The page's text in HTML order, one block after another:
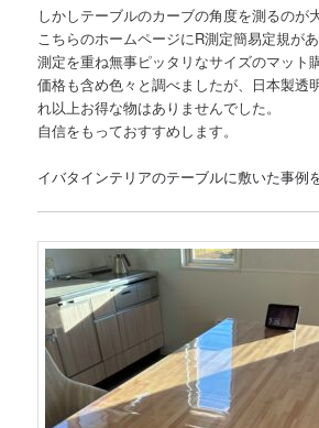
しかしテーブルのカーブの角度を測るのが
こちらのホームページにR測定簡易定規が
測定を重ね無事ピッタリなサイズのマット
価格も含め色々と調べましたが、日本製透
れ以上お得な物はありませんでした。
自信をもっておすすめします。
イバタインテリアのテーブルに敷いた事